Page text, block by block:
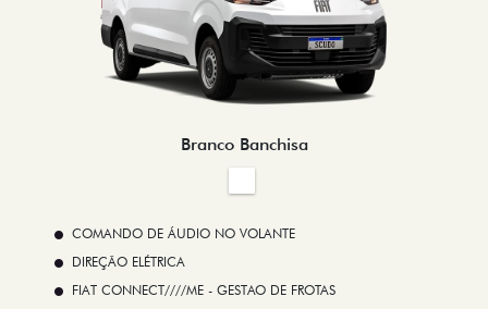
Branco Banchisa
COMANDO DE ÁUDIO NO VOLANTE
DIREÇÃO ELÉTRICA
FIAT CONNECT////ME - GESTAO DE FROTAS